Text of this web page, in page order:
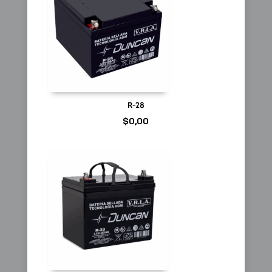
R-28
$0,00